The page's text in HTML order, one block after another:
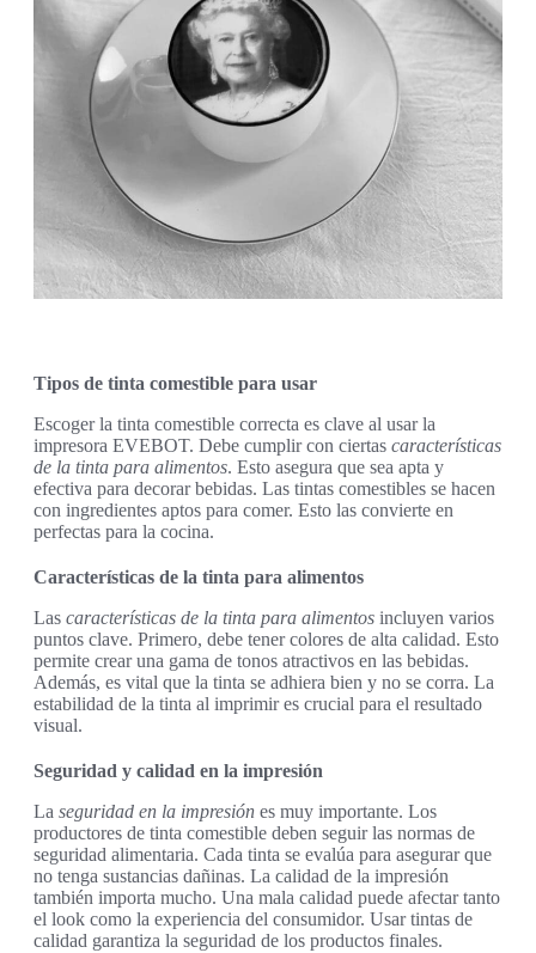
Tipos de tinta comestible para usar
Escoger la tinta comestible correcta es clave al usar la
impresora EVEBOT. Debe cumplir con ciertas características
de la tinta para alimentos. Esto asegura que sea apta y
efectiva para decorar bebidas. Las tintas comestibles se hacen
con ingredientes aptos para comer. Esto las convierte en
perfectas para la cocina.
Características de la tinta para alimentos
Las características de la tinta para alimentos incluyen varios
puntos clave. Primero, debe tener colores de alta calidad. Esto
permite crear una gama de tonos atractivos en las bebidas.
Además, es vital que la tinta se adhiera bien y no se corra. La
estabilidad de la tinta al imprimir es crucial para el resultado
visual.
Seguridad y calidad en la impresión
La seguridad en la impresión es muy importante. Los
productores de tinta comestible deben seguir las normas de
seguridad alimentaria. Cada tinta se evalúa para asegurar que
no tenga sustancias dañinas. La calidad de la impresión
también importa mucho. Una mala calidad puede afectar tanto
el look como la experiencia del consumidor. Usar tintas de
calidad garantiza la seguridad de los productos finales.